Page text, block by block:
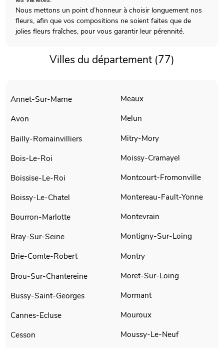
Nous mettons un point d’honneur à choisir longuement nos
fleurs, afin que vos compositions ne soient faites que de
jolies fleurs fraîches, pour vous garantir leur pérennité.
Villes du département (77)
Annet-Sur-Marne
Avon
Bailly-Romainvilliers
Bois-Le-Roi
Boissise-Le-Roi
Boissy-Le-Chatel
Bourron-Marlotte
Bray-Sur-Seine
Brie-Comte-Robert
Brou-Sur-Chantereine
Bussy-Saint-Georges
Cannes-Ecluse
Cesson
Meaux
Melun
Mitry-Mory
Moissy-Cramayel
Montcourt-Fromonville
Montereau-Fault-Yonne
Montevrain
Montigny-Sur-Loing
Montry
Moret-Sur-Loing
Mormant
Mouroux
Moussy-Le-Neuf